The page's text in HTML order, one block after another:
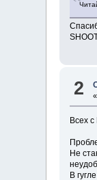
2
Всех
Не
В